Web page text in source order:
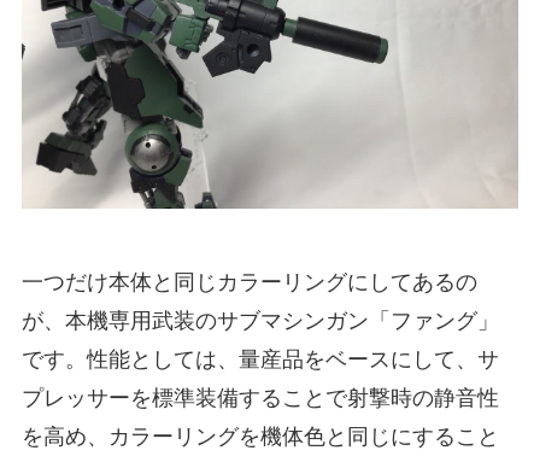
一つだけ本体と同じカラーリングにしてあるの
が、本機専用武装のサブマシンガン「ファング」
です。性能としては、量産品をベースにして、サ
プレッサーを標準装備することで射撃時の静音性
を高め、カラーリングを機体色と同じにすること